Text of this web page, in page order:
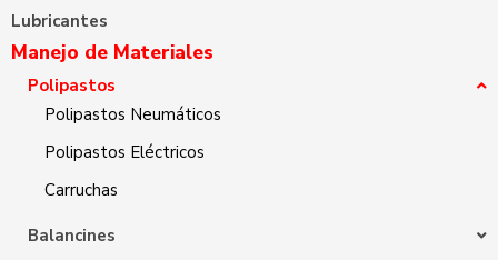
Lubricantes
Manejo de Materiales
Polipastos
Polipastos Neumáticos
Polipastos Eléctricos
Carruchas
Balancines